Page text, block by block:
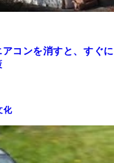
コンを消すと、すぐに
化